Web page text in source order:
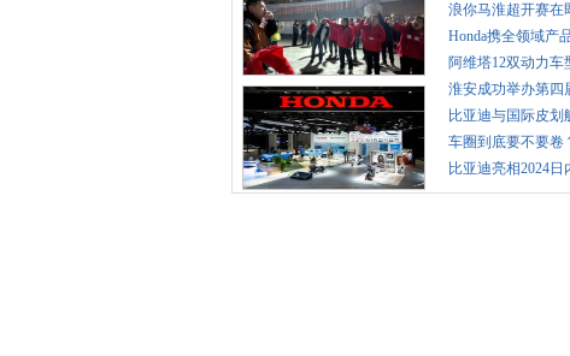
品牌
浪你马淮超开赛在
安区队蓄
Honda携全领域产
全技术成
阿维塔12双动力车
市，擦亮“
淮安成功举办第四
华商大会
比亚迪与国际皮划
会和中国
车圈到底要不要卷
迪隔空怒
比亚迪亮相2024日
展 全球